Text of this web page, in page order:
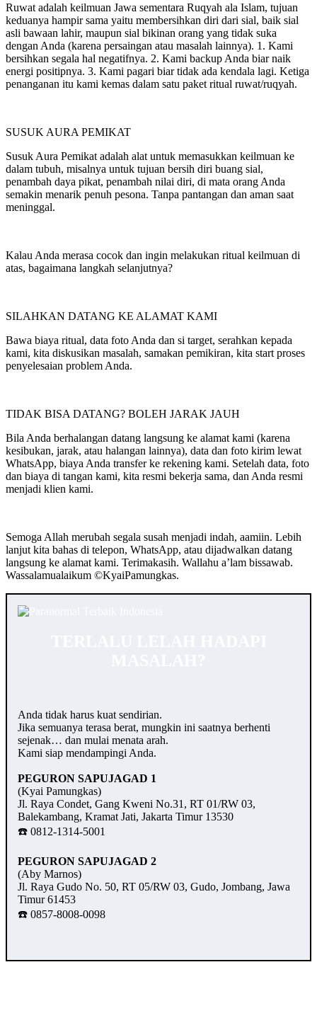
Ruwat adalah keilmuan Jawa sementara Ruqyah ala Islam, tujuan
keduanya hampir sama yaitu membersihkan diri dari sial, baik sial
asli bawaan lahir, maupun sial bikinan orang yang tidak suka
dengan Anda (karena persaingan atau masalah lainnya). 1. Kami
bersihkan segala hal negatifnya. 2. Kami backup Anda biar naik
energi positipnya. 3. Kami pagari biar tidak ada kendala lagi. Ketiga
penanganan itu kami kemas dalam satu paket ritual ruwat/ruqyah.
SUSUK AURA PEMIKAT
Susuk Aura Pemikat adalah alat untuk memasukkan keilmuan ke
dalam tubuh, misalnya untuk tujuan bersih diri buang sial,
penambah daya pikat, penambah nilai diri, di mata orang Anda
semakin menarik penuh pesona. Tanpa pantangan dan aman saat
meninggal.
Kalau Anda merasa cocok dan ingin melakukan ritual keilmuan di
atas, bagaimana langkah selanjutnya?
SILAHKAN DATANG KE ALAMAT KAMI
Bawa biaya ritual, data foto Anda dan si target, serahkan kepada
kami, kita diskusikan masalah, samakan pemikiran, kita start proses
penyelesaian problem Anda.
TIDAK BISA DATANG? BOLEH JARAK JAUH
Bila Anda berhalangan datang langsung ke alamat kami (karena
kesibukan, jarak, atau halangan lainnya), data dan foto kirim lewat
WhatsApp, biaya Anda transfer ke rekening kami. Setelah data, foto
dan biaya di tangan kami, kita resmi bekerja sama, dan Anda resmi
menjadi klien kami.
Semoga Allah merubah segala susah menjadi indah, aamiin. Lebih
lanjut kita bahas di telepon, WhatsApp, atau dijadwalkan datang
langsung ke alamat kami. Terimakasih. Wallahu a’lam bissawab.
Wassalamualaikum ©️KyaiPamungkas.
Anda tidak harus kuat sendirian.
Jika semuanya terasa berat, mungkin ini saatnya berhenti
sejenak… dan mulai menata arah.
Kami siap mendampingi Anda.
PEGURON SAPUJAGAD 1
(Kyai Pamungkas)
Jl. Raya Condet, Gang Kweni No.31, RT 01/RW 03,
Balekambang, Kramat Jati, Jakarta Timur 13530
☎️ 0812-1314-5001
PEGURON SAPUJAGAD 2
(Aby Marnos)
Jl. Raya Gudo No. 50, RT 05/RW 03, Gudo, Jombang, Jawa
Timur 61453
☎️ 0857-8008-0098